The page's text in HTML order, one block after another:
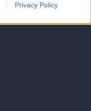
Privacy Policy